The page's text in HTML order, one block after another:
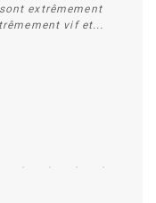
extrêmement
vif et...